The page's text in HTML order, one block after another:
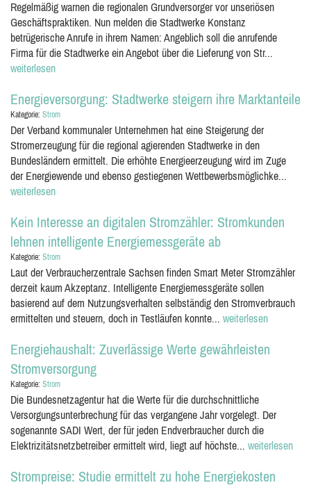
Regelmäßig warnen die regionalen Grundversorger vor unseriösen
Geschäftspraktiken. Nun melden die Stadtwerke Konstanz
betrügerische Anrufe in ihrem Namen: Angeblich soll die anrufende
Firma für die Stadtwerke ein Angebot über die Lieferung von Str...
weiterlesen
Energieversorgung: Stadtwerke steigern ihre Marktanteile
Kategorie: Strom
Der Verband kommunaler Unternehmen hat eine Steigerung der
Stromerzeugung für die regional agierenden Stadtwerke in den
Bundesländern ermittelt. Die erhöhte Energieerzeugung wird im Zuge
der Energiewende und ebenso gestiegenen Wettbewerbsmöglichke...
weiterlesen
Kein Interesse an digitalen Stromzähler: Stromkunden
lehnen intelligente Energiemessgeräte ab
Kategorie: Strom
Laut der Verbraucherzentrale Sachsen finden Smart Meter Stromzähler
derzeit kaum Akzeptanz. Intelligente Energiemessgeräte sollen
basierend auf dem Nutzungsverhalten selbständig den Stromverbrauch
ermittelten und steuern, doch in Testläufen konnte... weiterlesen
Energiehaushalt: Zuverlässige Werte gewährleisten
Stromversorgung
Kategorie: Strom
Die Bundesnetzagentur hat die Werte für die durchschnittliche
Versorgungsunterbrechung für das vergangene Jahr vorgelegt. Der
sogenannte SADI Wert, der für jeden Endverbraucher durch die
Elektrizitätsnetzbetreiber ermittelt wird, liegt auf höchste... weiterlesen
Strompreise: Studie ermittelt zu hohe Energiekosten